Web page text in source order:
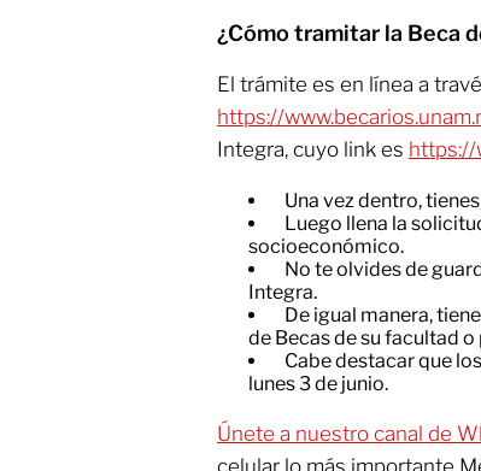
¿Cómo tramitar la Beca
El trámite es en línea a
https://
Integra, cuyo link es https://
Una vez dentro,
​Luego llena la
socioeconómico.
​No te olvides de
Integra.
​De igual manera,
de Becas de su facultad
Cabe destacar que
lunes 3 de junio.
Únete a nuestro canal de